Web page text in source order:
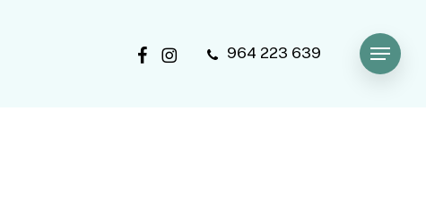
facebookinstagram 964 223 639 Menu